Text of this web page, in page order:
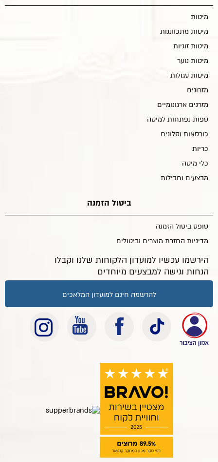
מיטות
מיטות מתכווננות
מיטות זוגיות
מיטות נוער
מיטות עגולות
מזרונים
מזרנים ארגונומיים
ספות נפתחות למיטה
כורסאות וסלונים
כריות
כלי מיטה
מבצעים וחבילות
ביטול הזמנה
טופס ביטול הזמנה
מדיניות החזרת מוצרים וביטולים
הירשמו עכשיו למועדון הלקוחות שלנו וקבלו
הנחות וגישה למבצעים מיוחדים
להרשמה חינם למועדון המלאכים